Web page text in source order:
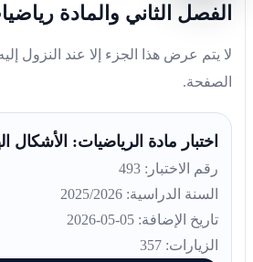
الفصل الثاني والمادة
لا يتم عرض هذا الجزء إلا عند النزول
الصفحة.
اختبار مادة الرياضيات: الأشكال
رقم الاختبار: 493
السنة الدراسية: 2025/2026
تاريخ الإضافة: 05-05-2026
الزيارات: 357